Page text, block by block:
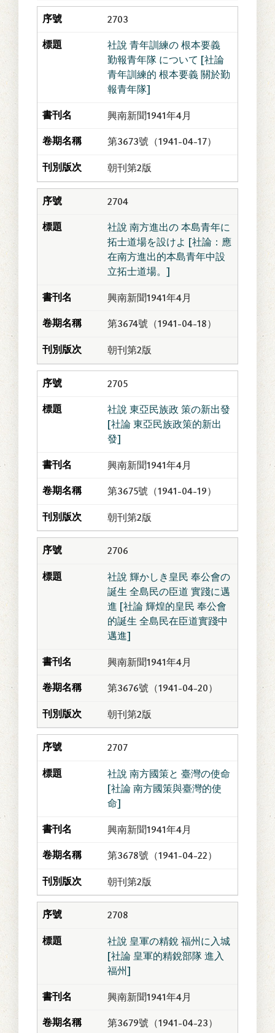
2703
社說 青年訓練の 根本要義
勤報青年隊 について [社論
青年訓練的 根本要義 關於勤
報青年隊]
興南新聞1941年4月
第3673號（1941-04-17）
朝刊第2版
2704
社說 南方進出の 本島青年に
拓士道場を設けよ [社論：應
在南方進出的本島青年中設
立拓士道場。]
興南新聞1941年4月
第3674號（1941-04-18）
朝刊第2版
2705
社說 東亞民族政 策の新出發
[社論 東亞民族政策的新出
發]
興南新聞1941年4月
第3675號（1941-04-19）
朝刊第2版
2706
社說 輝かしき皇民 奉公會の
誕生 全島民の臣道 實踐に邁
進 [社論 輝煌的皇民 奉公會
的誕生 全島民在臣道實踐中
邁進]
興南新聞1941年4月
第3676號（1941-04-20）
朝刊第2版
2707
社說 南方國策と 臺灣の使命
[社論 南方國策與臺灣的使
命]
興南新聞1941年4月
第3678號（1941-04-22）
朝刊第2版
2708
社說 皇軍の精銳 福州に入城
[社論 皇軍的精銳部隊 進入
福州]
興南新聞1941年4月
第3679號（1941-04-23）